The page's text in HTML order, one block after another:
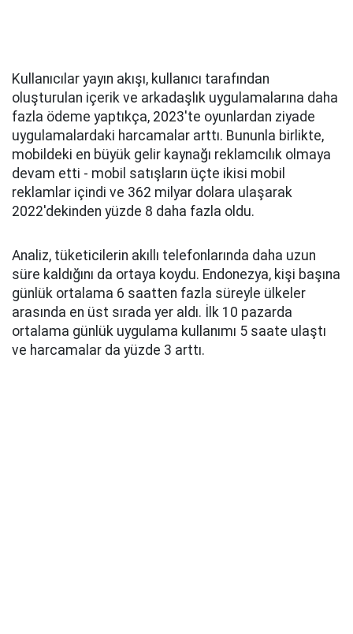
Kullanıcılar yayın akışı, kullanıcı tarafından
oluşturulan içerik ve arkadaşlık uygulamalarına daha
fazla ödeme yaptıkça, 2023'te oyunlardan ziyade
uygulamalardaki harcamalar arttı. Bununla birlikte,
mobildeki en büyük gelir kaynağı reklamcılık olmaya
devam etti - mobil satışların üçte ikisi mobil
reklamlar içindi ve 362 milyar dolara ulaşarak
2022'dekinden yüzde 8 daha fazla oldu.
Analiz, tüketicilerin akıllı telefonlarında daha uzun
süre kaldığını da ortaya koydu. Endonezya, kişi başına
günlük ortalama 6 saatten fazla süreyle ülkeler
arasında en üst sırada yer aldı. İlk 10 pazarda
ortalama günlük uygulama kullanımı 5 saate ulaştı
ve harcamalar da yüzde 3 arttı.